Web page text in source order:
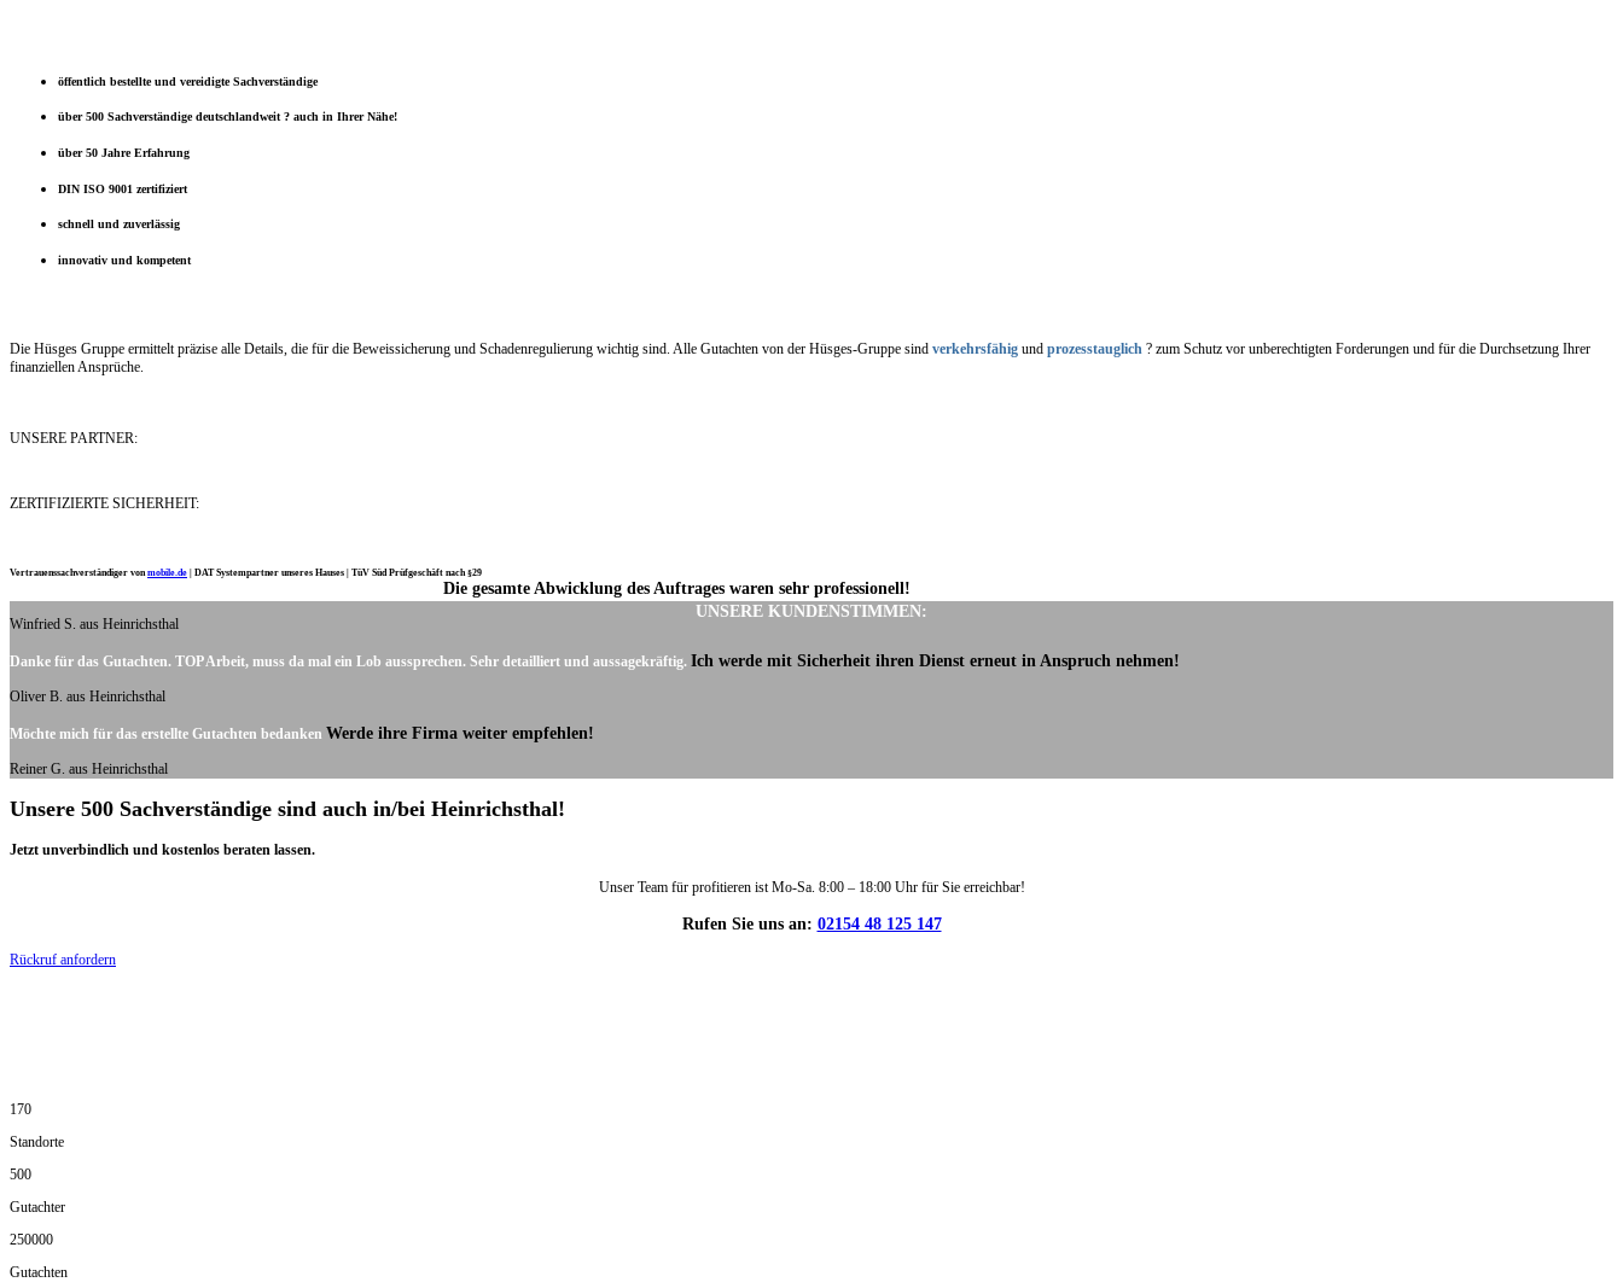
öffentlich bestellte und vereidigte Sachverständige
über 500 Sachverständige deutschlandweit ? auch in Ihrer Nähe!
über 50 Jahre Erfahrung
DIN ISO 9001 zertifiziert
schnell und zuverlässig
innovativ und kompetent
Die Hüsges Gruppe ermittelt präzise alle Details, die für die Beweissicherung und Schadenregulierung wichtig sind. Alle Gutachten von der Hüsges-Gruppe sind verkehrsfähig und prozesstauglich ? zum Schutz vor unberechtigten Forderungen und für die Durchsetzung Ihrer
finanziellen Ansprüche.
UNSERE PARTNER:
ZERTIFIZIERTE SICHERHEIT:
Vertrauenssachverständiger vonmobile.de DAT Systempartner unseres Hauses | TüV Süd Prüfgeschäft nach §29
UNSERE KUNDENSTIMMEN:
Die gesamte Abwicklung des Auftrages waren sehr professionell!
Winfried S. aus Heinrichsthal
Danke für das Gutachten. TOP Arbeit, muss da mal ein Lob aussprechen. Sehr detailliert und aussagekräftig. Ich werde mit Sicherheit ihren Dienst erneut in Anspruch nehmen!
Oliver B. aus Heinrichsthal
Möchte mich für das erstellte Gutachten bedanken Werde ihre Firma weiter empfehlen!
Reiner G. aus Heinrichsthal
Unsere 500 Sachverständige sind auch in/bei Heinrichsthal!
Jetzt unverbindlich und kostenlos beraten lassen.
Unser Team für profitieren ist Mo-Sa. 8:00 – 18:00 Uhr für Sie erreichbar!
Rufen Sie uns an: 02154 48 125 147
Rückruf anfordern
170
Standorte
500
Gutachter
250000
Gutachten